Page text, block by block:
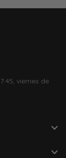
viernes de